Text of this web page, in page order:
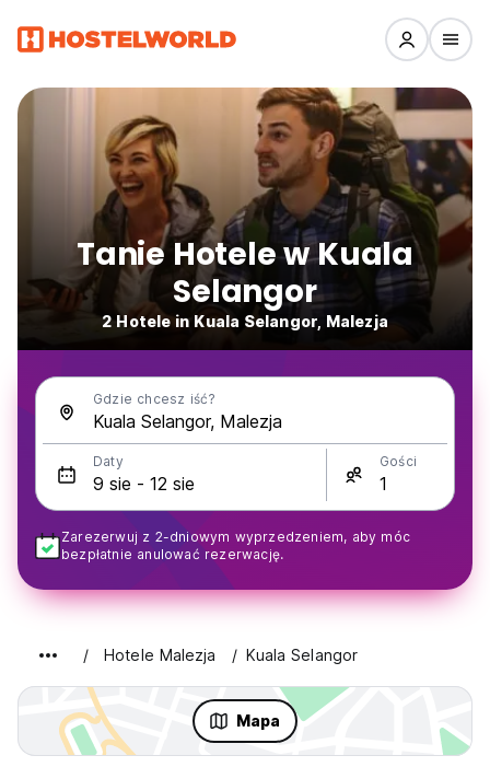
Tanie Hotele w Kuala
Selangor
2 Hotele in Kuala Selangor, Malezja
Gdzie chcesz iść?
Daty Gości
Zarezerwuj z 2-dniowym wyprzedzeniem, aby móc
bezpłatnie anulować rezerwację.
Hotele Malezja Kuala Selangor
Mapa